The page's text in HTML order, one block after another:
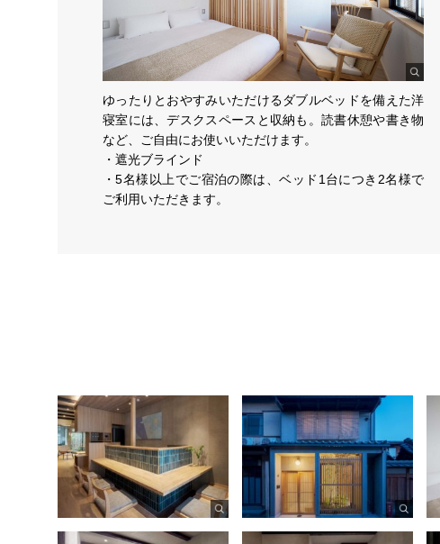
ゆったりとおやすみいただけるダブルベッドを備えた洋
寝室には、デスクスペースと収納も。読書休憩や書き物
など、ご自由にお使いいただけます。
・遮光ブラインド
・5名様以上でご宿泊の際は、ベッド1台につき2名様で
ご利用いただきます。